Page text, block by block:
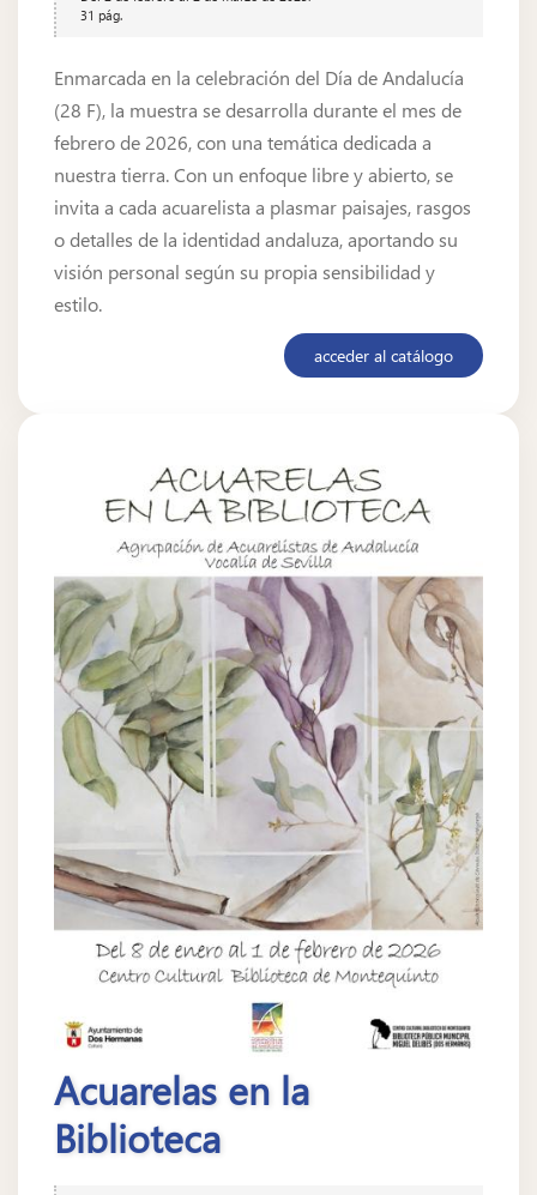
31 pág.
Enmarcada en la celebración del Día de Andalucía
(28 F), la muestra se desarrolla durante el mes de
febrero de 2026, con una temática dedicada a
nuestra tierra. Con un enfoque libre y abierto, se
invita a cada acuarelista a plasmar paisajes, rasgos
o detalles de la identidad andaluza, aportando su
visión personal según su propia sensibilidad y
estilo.
acceder al catálogo
Acuarelas en la
Biblioteca